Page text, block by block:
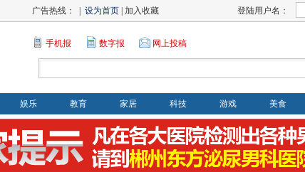
广告热线： | 设为首页 | 加入收藏 登陆用户名：
手机报 数字报 网上投稿
娱乐 教育 家居 科技 游戏 美食